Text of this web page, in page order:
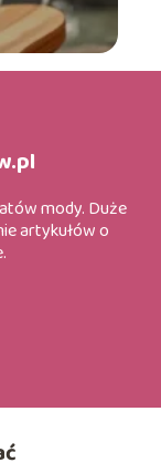
mody. Duże
artykułów o